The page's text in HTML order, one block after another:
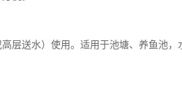
层送水）使用。适用于池塘、养鱼池，